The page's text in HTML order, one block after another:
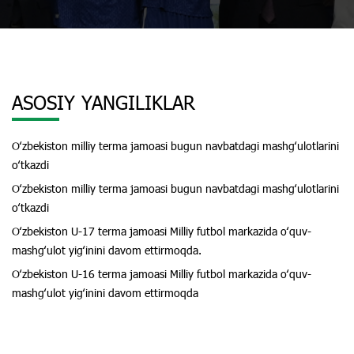
ASOSIY YANGILIKLAR
Oʻzbekiston milliy terma jamoasi bugun navbatdagi mashgʻulotlarini
oʻtkazdi
Oʻzbekiston milliy terma jamoasi bugun navbatdagi mashgʻulotlarini
oʻtkazdi
Oʻzbekiston U-17 terma jamoasi Milliy futbol markazida oʻquv-
mashgʻulot yigʻinini davom ettirmoqda.
Oʻzbekiston U-16 terma jamoasi Milliy futbol markazida oʻquv-
mashgʻulot yigʻinini davom ettirmoqda